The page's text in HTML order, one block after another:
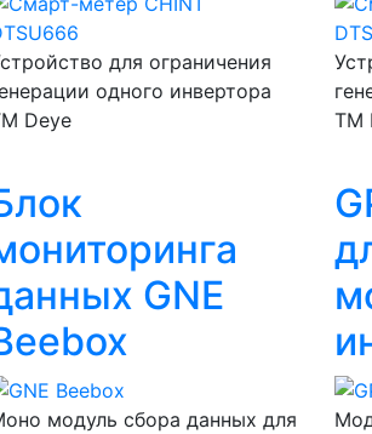
для ограничения
одного инвертора
Deye
ТМ
GNE
модуль сбора данных для